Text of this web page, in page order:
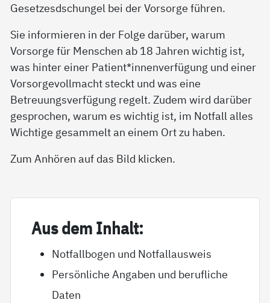
Gesetzesdschungel bei der Vorsorge führen.
Sie informieren in der Folge darüber, warum
Vorsorge für Menschen ab 18 Jahren wichtig ist,
was hinter einer Patient*innenverfügung und einer
Vorsorgevollmacht steckt und was eine
Betreuungsverfügung regelt. Zudem wird darüber
gesprochen, warum es wichtig ist, im Notfall alles
Wichtige gesammelt an einem Ort zu haben.
Zum Anhören auf das Bild klicken.
Aus dem In­halt:
Notfallbogen und Notfallausweis
Persönliche Angaben und berufliche
Daten